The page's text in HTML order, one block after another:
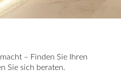
– Finden Sie Ihren
Sie sich beraten.